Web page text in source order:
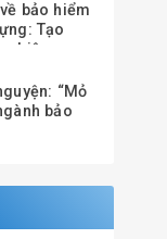
bảo hiểm
Tạo
“Mỏ
bảo